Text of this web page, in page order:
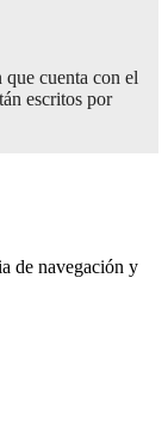
cuenta con el
escritos por
de navegación y